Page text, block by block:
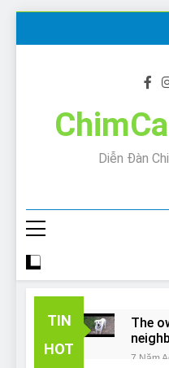
Diễn Đàn
TIN
HOT
The
away!
7 Năm